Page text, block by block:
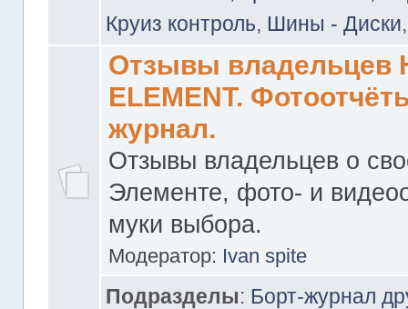
Круиз контроль, Шины - Диски
Отзывы владельцев
ELEMENT.
журнал.
Отзывы владельцев о
Элементе, фото- и
муки выбора.
Модератор: Ivan spite
Подразделы: Борт-журнал